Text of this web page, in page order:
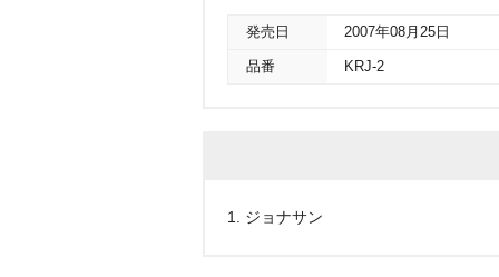
発売日 2007年08月25日
品番 KRJ-2
1. ジョナサン